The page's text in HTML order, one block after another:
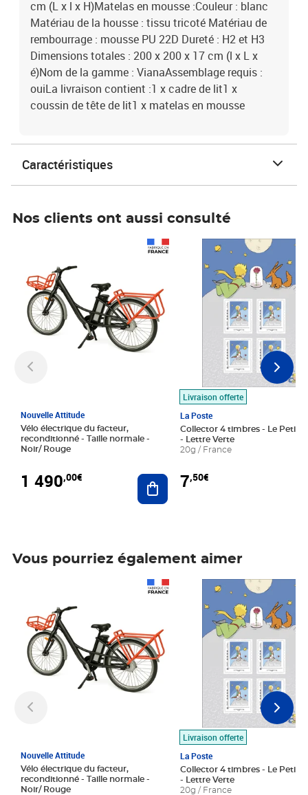
cm (L x l x H)Matelas en mousse :Couleur : blanc
Matériau de la housse : tissu tricoté Matériau de
rembourrage : mousse PU 22D Dureté : H2 et H3
Dimensions totales : 200 x 200 x 17 cm (l x L x
é)Nom de la gamme : VianaAssemblage requis :
ouiLa livraison contient :1 x cadre de lit1 x
coussin de tête de lit1 x matelas en mousse
Caractéristiques
Nos clients ont aussi consulté
Nouvelle Attitude
Vélo électrique du facteur,
reconditionné - Taille normale -
Noir/ Rouge
1 490,00€ Ajouter au panier
Livraison offerte
La Poste
Collector 4 timbres - Le Petit
- Lettre Verte
20g / France
7,50€
Prix 7,50€
Vous pourriez également aimer
Nouvelle Attitude
Vélo électrique du facteur,
reconditionné - Taille normale -
Noir/ Rouge
Livraison offerte
La Poste
Collector 4 timbres - Le Petit
- Lettre Verte
20g / France
Prix 7,50€